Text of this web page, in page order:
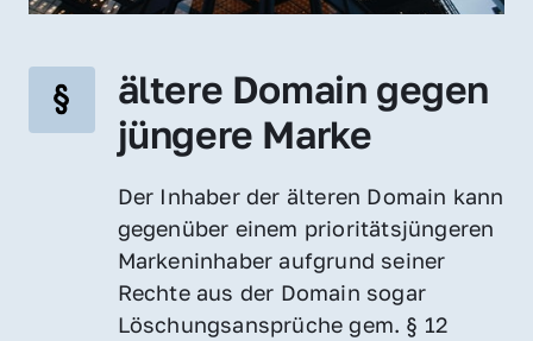
ältere Domain gegen
jüngere Marke
Der Inhaber der älteren Domain kann
gegenüber einem prioritätsjüngeren
Markeninhaber aufgrund seiner
Rechte aus der Domain sogar
Löschungsansprüche gem. § 12